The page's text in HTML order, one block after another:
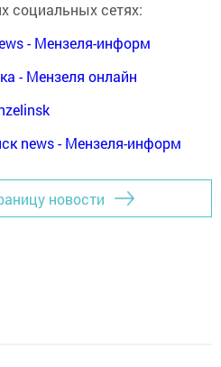
социальных сетях:
- Мензеля-информ
- Мензеля онлайн
news - Мензеля-информ
новости